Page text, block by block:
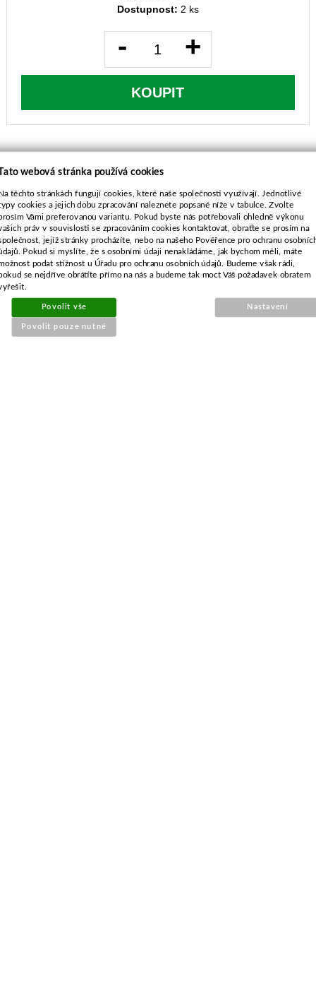
Dostupnost: 2 ks
- +
KOUPIT
POPIS ZBOŽÍ
Pouzdro 20,60x15,88 mm
SOUVISEJÍCÍ PRODUKTY
webová stránka používá cookies
těchto stránkách fungují cookies, které naše společnosti využívají. Jednotlivé
cookies a jejich dobu zpracování naleznete popsané níže v tabulce. Zvolte
Vámi preferovanou variantu. Pokud byste nás potřebovali ohledně výkonu
práv v souvislosti se zpracováním cookies kontaktovat, obraťte se prosím na
jejíž stránky procházíte, nebo na našeho Pověřence pro ochranu
Pokud si myslíte, že s osobními údaji nenakládáme, jak bychom měli, máte
podat stížnost u Úřadu pro ochranu osobních údajů. Budeme však rádi,
se nejdříve obrátíte přímo na nás a budeme tak moct Váš požadavek obratem
Povolit vše
Povolit pouze nutné
Nastavení